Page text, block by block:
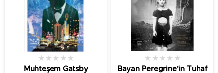
Muhteşem Gatsby
★ ★ ★ ★ ★
Bayan Peregrine'in Tuhaf
★ ★ ★ ★ ★